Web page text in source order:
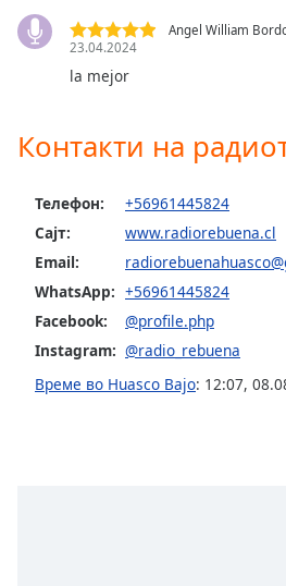
Subtitles
subtitles
settings,
subtitles
settings
subtitles
off,
selected
Audio
Track
Picture-
in-
Picture
Angel William
23.04.2024
la mejor
Контакти на
Телефон:
+56961445824
Сајт:
www.radiorebuena.cl
Email:
WhatsApp: +56961445824
Facebook:
@profile.php
Instagram: @radio_rebuena
Време во Huasco Bajo: 12:07,